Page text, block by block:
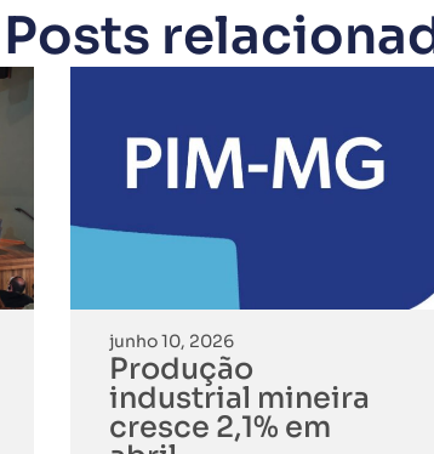
Posts
junho 10, 2026
Produção
industrial mineira
cresce 2,1% em